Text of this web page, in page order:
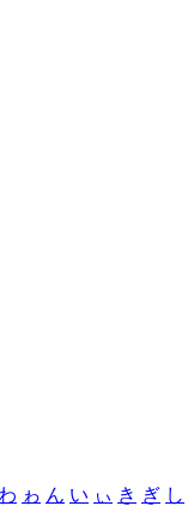
ゎ ん い ぃ き ぎ し